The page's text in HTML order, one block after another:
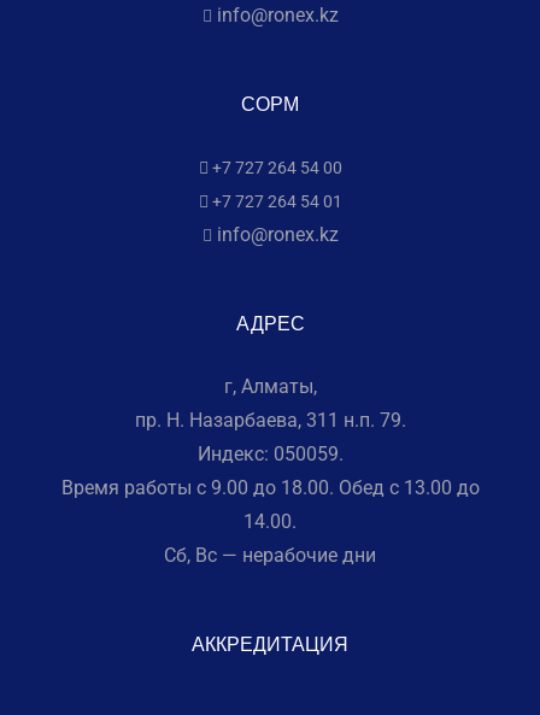
info@ronex.kz
СОРМ
+7 727 264 54 00
+7 727 264 54 01
info@ronex.kz
АДРЕС
г, Алматы,
пр. Н. Назарбаева, 311 н.п. 79.
Индекс: 050059.
Время работы с 9.00 до 18.00. Обед с 13.00 до
14.00.
Сб, Вс — нерабочие дни
АККРЕДИТАЦИЯ